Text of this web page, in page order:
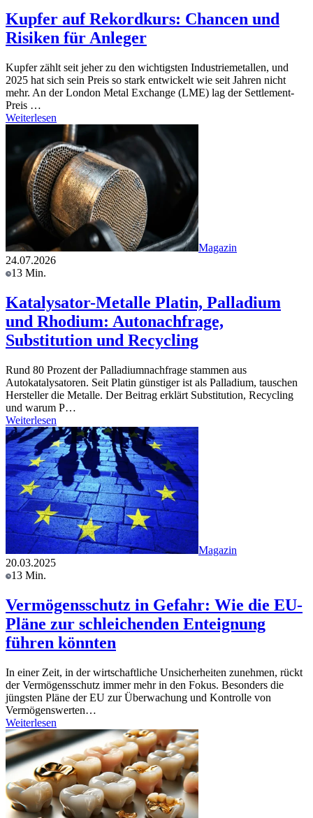
Kupfer auf Rekordkurs: Chancen und
Risiken für Anleger
Kupfer zählt seit jeher zu den wichtigsten Industriemetallen, und
2025 hat sich sein Preis so stark entwickelt wie seit Jahren nicht
mehr. An der London Metal Exchange (LME) lag der Settlement-
Preis …
Weiterlesen
Magazin
24.07.2026
13 Min.
Katalysator-Metalle Platin, Palladium
und Rhodium: Autonachfrage,
Substitution und Recycling
Rund 80 Prozent der Palladiumnachfrage stammen aus
Autokatalysatoren. Seit Platin günstiger ist als Palladium, tauschen
Hersteller die Metalle. Der Beitrag erklärt Substitution, Recycling
und warum P…
Weiterlesen
Magazin
20.03.2025
13 Min.
Vermögensschutz in Gefahr: Wie die EU-
Pläne zur schleichenden Enteignung
führen könnten
In einer Zeit, in der wirtschaftliche Unsicherheiten zunehmen, rückt
der Vermögensschutz immer mehr in den Fokus. Besonders die
jüngsten Pläne der EU zur Überwachung und Kontrolle von
Vermögenswerten…
Weiterlesen